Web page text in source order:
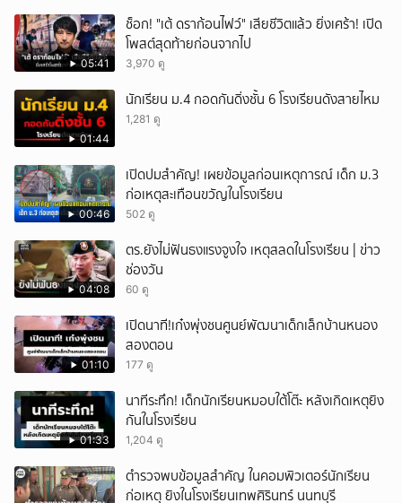
05:41
ช็อก! "เต้ ดราก้อนไฟว์" เสียชีวิตแล้ว ยิ่งเศร้า! เปิด
โพสต์สุดท้ายก่อนจากไป
3,970 ดู
01:44
นักเรียน ม.4 กอดกันดิ่งชั้น 6 โรงเรียนดังสายไหม
1,281 ดู
00:46
เปิดปมสำคัญ! เผยข้อมูลก่อนเหตุการณ์ เด็ก ม.3
ก่อเหตุสะเทือนขวัญในโรงเรียน
502 ดู
04:08
ตร.ยังไม่ฟันธงแรงจูงใจ เหตุสลดในโรงเรียน | ข่าว
ช่องวัน
60 ดู
01:10
เปิดนาที!เก๋งพุ่งชนศูนย์พัฒนาเด็กเล็กบ้านหนอง
สองตอน
177 ดู
01:33
นาทีระทึก! เด็กนักเรียนหมอบใต้โต๊ะ หลังเกิดเหตุยิง
กันในโรงเรียน
1,204 ดู
ตำรวจพบข้อมูลสำคัญ ในคอมพิวเตอร์นักเรียน
ก่อเหตุ ยิงในโรงเรียนเทพศิรินทร์ นนทบุรี